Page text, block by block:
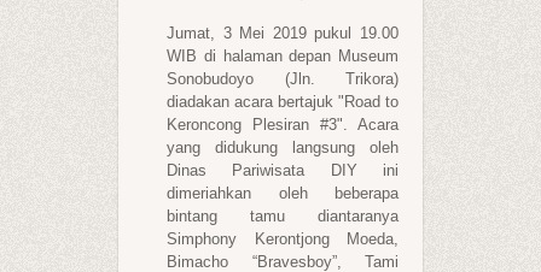
Jumat, 3 Mei 2019 pukul 19.00
WIB di halaman depan Museum
Sonobudoyo (Jln. Trikora)
diadakan acara bertajuk "Road to
Keroncong Plesiran #3". Acara
yang didukung langsung oleh
Dinas Pariwisata DIY ini
dimeriahkan oleh beberapa
bintang tamu diantaranya
Simphony Kerontjong Moeda,
Bimacho “Bravesboy”, Tami